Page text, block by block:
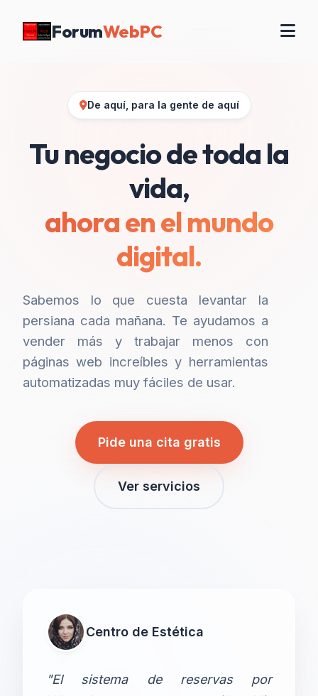
ForumWebPC
De aquí, para la gente de aquí
Tu negocio de toda la
vida,
ahora en el mundo
digital.
Sabemos lo que cuesta levantar la
persiana cada mañana. Te ayudamos a
vender más y trabajar menos con
páginas web increíbles y herramientas
automatizadas muy fáciles de usar.
Pide una cita gratis
Ver servicios
Centro de Estética
"El sistema de reservas por